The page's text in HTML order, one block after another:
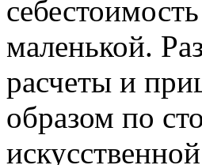
маленькой.
расчеты и
образом по